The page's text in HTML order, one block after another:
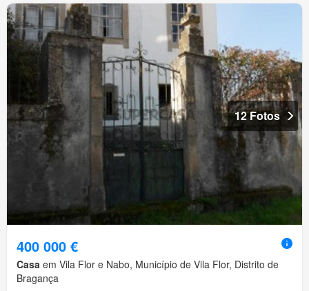
12 Fotos
400 000 €
Casa em Vila Flor e Nabo, Município de Vila Flor, Distrito de
Bragança